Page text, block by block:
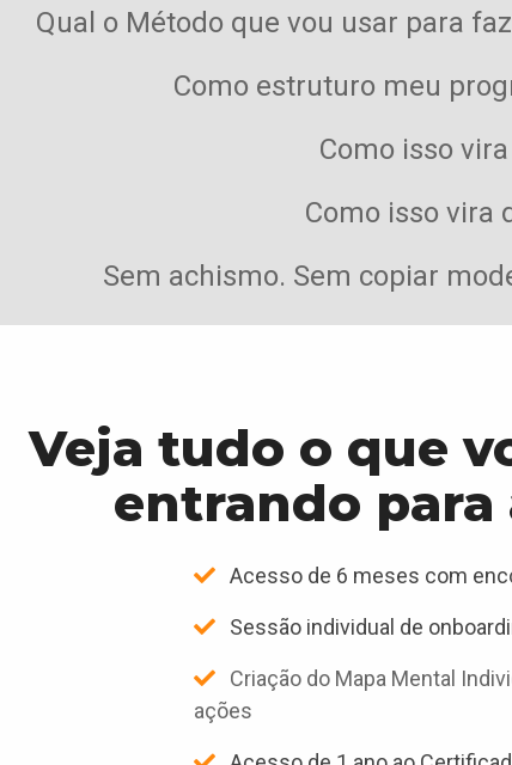
Qual o Método que vou usar para
Como estruturo meu
Como isso
Como isso vira
Sem achismo. Sem copiar
Veja tudo o que
entrando para
Acesso de 6 meses com
Sessão individual de
Criação do Mapa Mental
ações